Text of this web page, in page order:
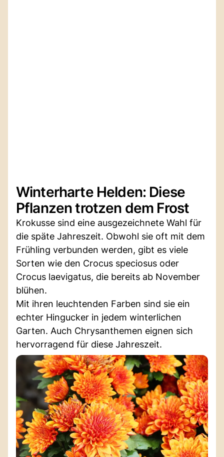
Winterharte Helden: Diese
Pflanzen trotzen dem Frost
Krokusse sind eine ausgezeichnete Wahl für
die späte Jahreszeit. Obwohl sie oft mit dem
Frühling verbunden werden, gibt es viele
Sorten wie den Crocus speciosus oder
Crocus laevigatus, die bereits ab November
blühen.
Mit ihren leuchtenden Farben sind sie ein
echter Hingucker in jedem winterlichen
Garten. Auch Chrysanthemen eignen sich
hervorragend für diese Jahreszeit.